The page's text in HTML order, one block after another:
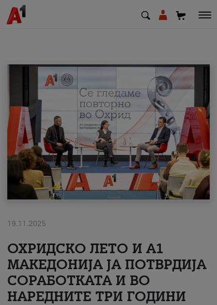
МК SQ
Приватни Деловни
Поддршка
Надополни кредит
#ПодобарОнлајн
19.11.2025
ОХРИДСКО ЛЕТО И A1
МАКЕДОНИЈА ЈА ПОТВРДИЈА
СОРАБОТКАТА И ВО
НАРЕДНИТЕ ТРИ ГОДИНИ